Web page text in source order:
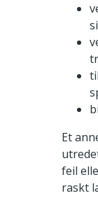
Et
feil
raskt